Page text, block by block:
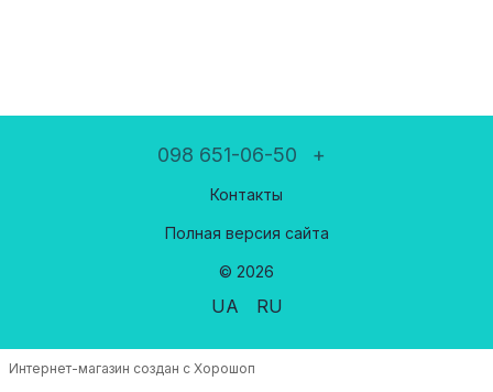
098 651-06-50 +
Контакты
Полная версия сайта
© 2026
UA RU
Интернет-магазин создан с Хорошоп